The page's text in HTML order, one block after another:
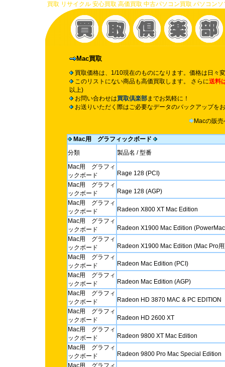
買取 リサイクル 安心買取 高価買取 中古パソコン買取 パソコン
Mac買取
買取価格は、1/10現在のものになります。価格は日々
このリストにない商品も高価買取します。 さらに送料
以上)
お問い合わせは買取倶楽部までお気軽に！
お送りいただく際はご必要なデータのバックアップを
Macの販
Mac用 グラフィックボード
分類
製品名 / 型番
Mac用 グラフィ
ックボード
Rage 128 (PCI)
Mac用 グラフィ
ックボード
Rage 128 (AGP)
Mac用 グラフィ
ックボード
Radeon X800 XT Mac Edition
Mac用 グラフィ
ックボード
Radeon X1900 Mac Edition
Mac用 グラフィ
ックボード
Radeon X1900 Mac Edition (Mac Pro
Mac用 グラフィ
ックボード
Radeon Mac Edition (PCI)
Mac用 グラフィ
ックボード
Radeon Mac Edition (AGP)
Mac用 グラフィ
ックボード
Radeon HD 3870 MAC & PC EDITION
Mac用 グラフィ
ックボード
Radeon HD 2600 XT
Mac用 グラフィ
ックボード
Radeon 9800 XT Mac Edition
Mac用 グラフィ
ックボード
Radeon 9800 Pro Mac Special Edition
Mac用 グラフィ